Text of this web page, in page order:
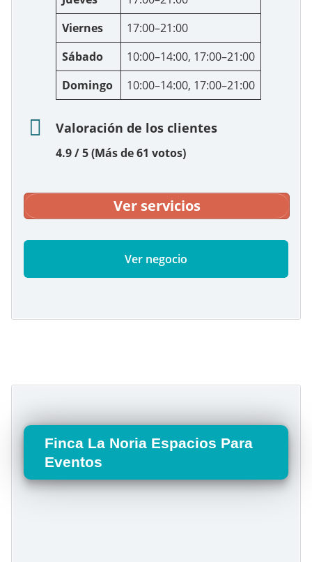
Viernes
17:00–21:00
Sábado
10:00–14:00, 17:00–21:00
Domingo
10:00–14:00, 17:00–21:00
Valoración de los clientes
4.9 / 5 (Más de 61 votos)
Ver servicios
Ver negocio
Finca La Noria Espacios Para
Eventos